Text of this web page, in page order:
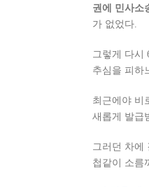
권에 민사소
가 없었다.
그렇게 다시
추심을 피하
최근에야 비
새롭게 발급
그러던 차에
첩같이 소름